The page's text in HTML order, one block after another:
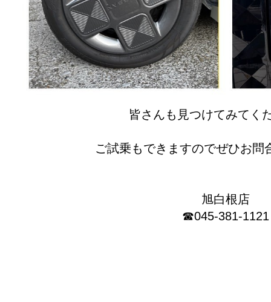
皆さんも見つけてみてく
ご試乗もできますのでぜひお問
旭白根店
☎045-381-1121